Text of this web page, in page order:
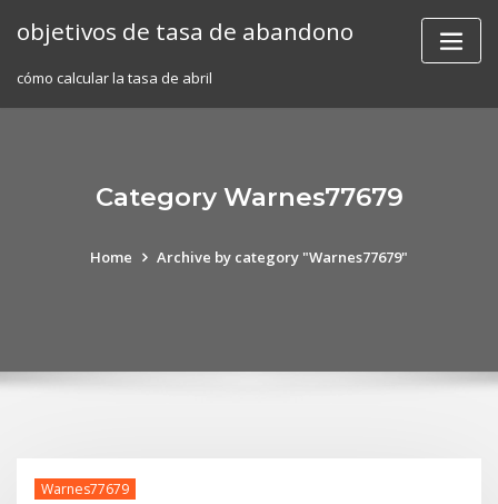
objetivos de tasa de abandono
cómo calcular la tasa de abril
Category Warnes77679
Home Archive by category "Warnes77679"
Warnes77679